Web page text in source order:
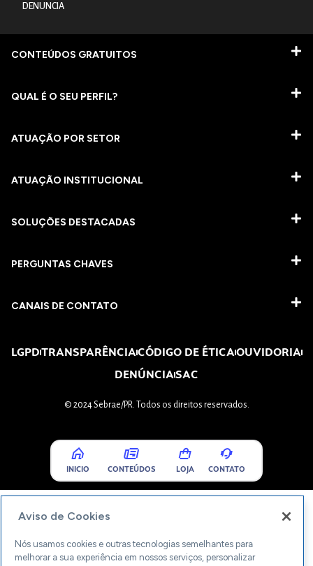
DENUNCIA
CONTEÚDOS GRATUITOS
QUAL É O SEU PERFIL?
ATUAÇÃO POR SETOR
ATUAÇÃO INSTITUCIONAL
SOLUÇÕES DESTACADAS
PERGUNTAS CHAVES​
CANAIS DE CONTATO
LGPDTRANSPARÊNCIACÓDIGO DE ÉTICAOUVIDORIA
DENÚNCIASAC
© 2024 Sebrae/PR. Todos os direitos reservados.
INICIO CONTEÚDOS LOJA CONTATO
Aviso de Cookies
Nós usamos cookies e outras tecnologias semelhantes para
melhorar a sua experiência em nossos serviços, personalizar